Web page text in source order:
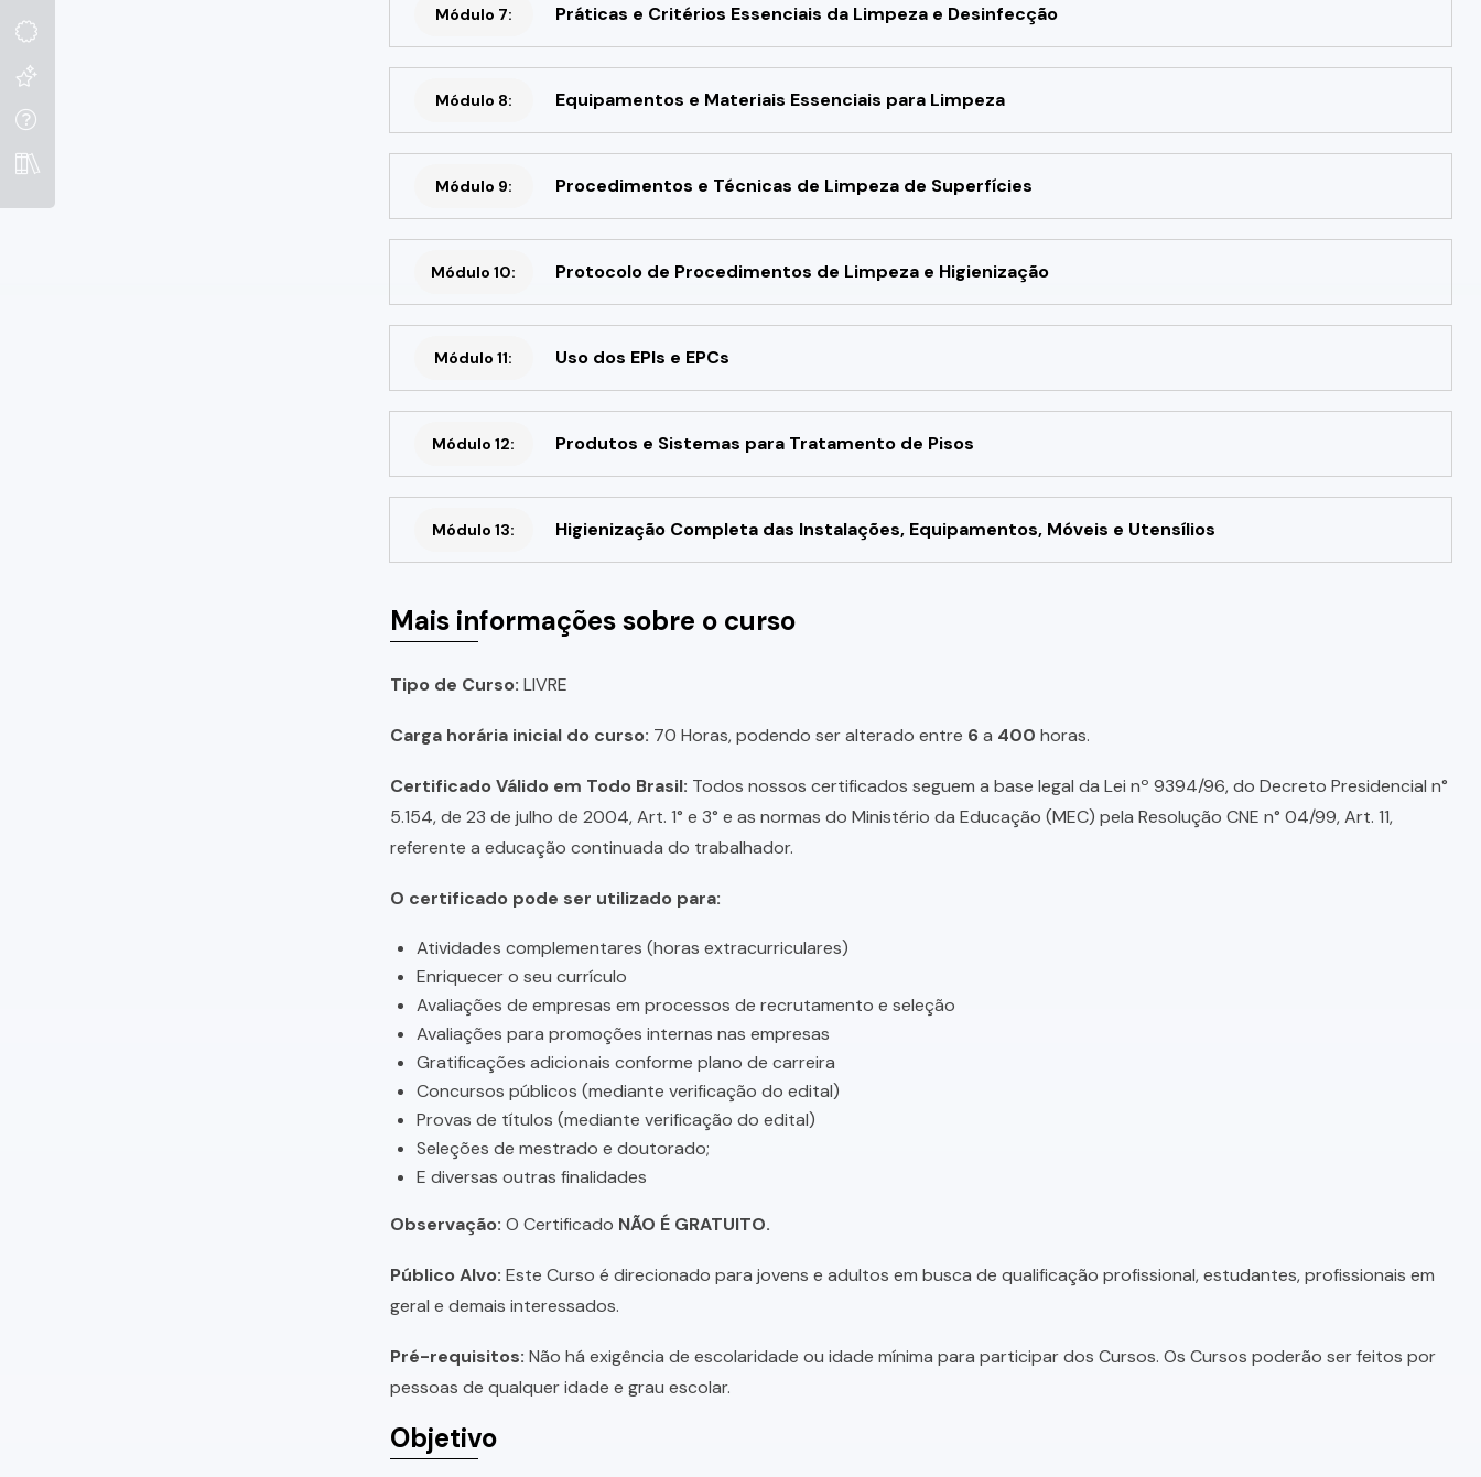
Módulo 7: Práticas e Critérios Essenciais da Limpeza e Desinfecção
Módulo 8: Equipamentos e Materiais Essenciais para Limpeza
Módulo 9: Procedimentos e Técnicas de Limpeza de Superfícies
Módulo 10: Protocolo de Procedimentos de Limpeza e Higienização
Módulo 11: Uso dos EPIs e EPCs
Módulo 12: Produtos e Sistemas para Tratamento de Pisos
Módulo 13: Higienização Completa das Instalações, Equipamentos, Móveis e Utensílios
Mais informações sobre o curso
Tipo de Curso: LIVRE
Carga horária inicial do curso: 70 Horas, podendo ser alterado entre 6a 400 horas.
Certificado Válido em Todo Brasil: Todos nossos certificados seguem a base legal da Lei nº 9394/96, do Decreto Presidencial n°
5.154, de 23 de julho de 2004, Art. 1° e 3° e as normas do Ministério da Educação (MEC) pela Resolução CNE n° 04/99, Art. 11,
referente a educação continuada do trabalhador.
O certificado pode ser utilizado para:
Atividades complementares (horas extracurriculares)
Enriquecer o seu currículo
Avaliações de empresas em processos de recrutamento e seleção
Avaliações para promoções internas nas empresas
Gratificações adicionais conforme plano de carreira
Concursos públicos (mediante verificação do edital)
Provas de títulos (mediante verificação do edital)
Seleções de mestrado e doutorado;
E diversas outras finalidades
Observação: O Certificado NÃO É GRATUITO.
Público Alvo: Este Curso é direcionado para jovens e adultos em busca de qualificação profissional, estudantes, profissionais em
geral e demais interessados.
Pré-requisitos: Não há exigência de escolaridade ou idade mínima para participar dos Cursos. Os Cursos poderão ser feitos por
pessoas de qualquer idade e grau escolar.
Objetivo